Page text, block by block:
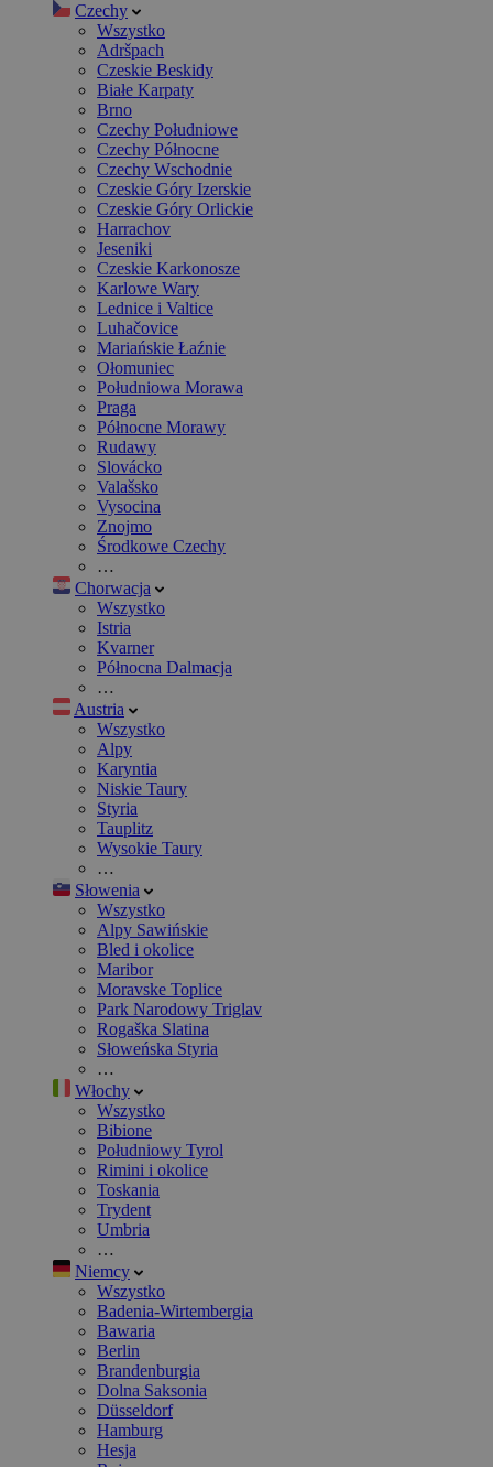
Czechy
Wszystko
Adršpach
Czeskie Beskidy
Białe Karpaty
Brno
Czechy Południowe
Czechy Północne
Czechy Wschodnie
Czeskie Góry Izerskie
Czeskie Góry Orlickie
Harrachov
Jeseniki
Czeskie Karkonosze
Karlowe Wary
Lednice i Valtice
Luhačovice
Mariańskie Łaźnie
Ołomuniec
Południowa Morawa
Praga
Północne Morawy
Rudawy
Slovácko
Valašsko
Vysocina
Znojmo
Środkowe Czechy
…
Chorwacja
Wszystko
Istria
Kvarner
Północna Dalmacja
…
Austria
Wszystko
Alpy
Karyntia
Niskie Taury
Styria
Tauplitz
Wysokie Taury
…
Słowenia
Wszystko
Alpy Sawińskie
Bled i okolice
Maribor
Moravske Toplice
Park Narodowy Triglav
Rogaška Slatina
Słoweńska Styria
…
Włochy
Wszystko
Bibione
Południowy Tyrol
Rimini i okolice
Toskania
Trydent
Umbria
…
Niemcy
Wszystko
Badenia-Wirtembergia
Bawaria
Berlin
Brandenburgia
Dolna Saksonia
Düsseldorf
Hamburg
Hesja